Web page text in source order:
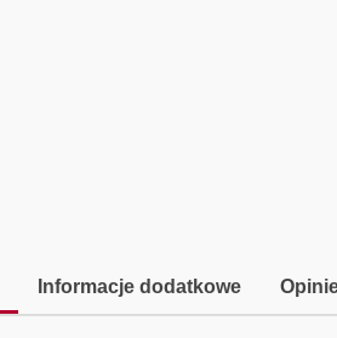
Informacje dodatkowe